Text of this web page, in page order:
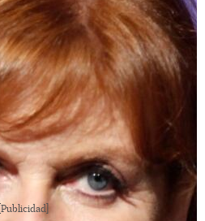
[Publicidad]